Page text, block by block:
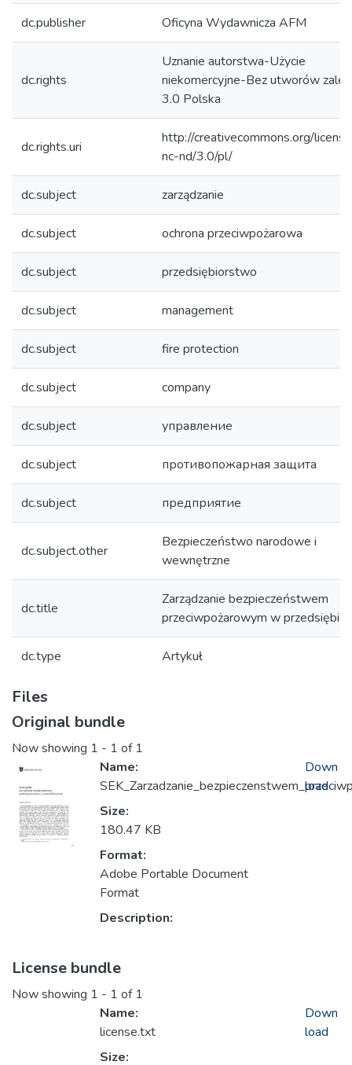
dc.publisher Oficyna Wydawnicza AFM
dc.rights
Uznanie autorstwa-Użycie
niekomercyjne-Bez utworów
3.0 Polska
dc.rights.uri
http://creativecommons.org/
nc-nd/3.0/pl/
dc.subject zarządzanie
dc.subject ochrona przeciwpożarowa
dc.subject przedsiębiorstwo
dc.subject management
dc.subject fire protection
dc.subject company
dc.subject управление
dc.subject противопожарная защита
dc.subject предприятие
dc.subject.other
Bezpieczeństwo narodowe i
wewnętrzne
dc.title
Zarządzanie bezpieczeństwem
przeciwpożarowym w
dc.type Artykuł
Files
Original bundle
Now showing 1 - 1 of 1
Name:
Size:
180.47 KB
Format:
Adobe Portable Document
Format
Description:
Down
load
License bundle
Now showing 1 - 1 of 1
Name:
license.txt
Size:
Down
load